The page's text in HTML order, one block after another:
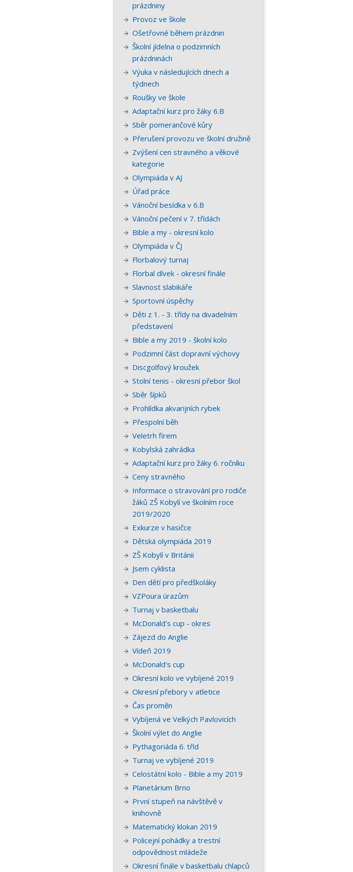
prázdniny
Provoz ve škole
Ošetřovné během prázdnin
Školní jídelna o podzimních
prázdninách
Výuka v následujících dnech a
týdnech
Roušky ve škole
Adaptační kurz pro žáky 6.B
Sběr pomerančové kůry
Přerušení provozu ve školní družině
Zvýšení cen stravného a věkové
kategorie
Olympiáda v AJ
Úřad práce
Vánoční besídka v 6.B
Vánoční pečení v 7. třídách
Bible a my - okresní kolo
Olympiáda v ČJ
Florbalový turnaj
Florbal dívek - okresní finále
Slavnost slabikáře
Sportovní úspěchy
Děti z 1. - 3. třídy na divadelním
představení
Bible a my 2019 - školní kolo
Podzimní část dopravní výchovy
Discgolfový kroužek
Stolní tenis - okresní přebor škol
Sběr šípků
Prohlídka akvarijních rybek
Přespolní běh
Veletrh firem
Kobylská zahrádka
Adaptační kurz pro žáky 6. ročníku
Ceny stravného
Informace o stravování pro rodiče
žáků ZŠ Kobylí ve školním roce
2019/2020
Exkurze v hasičce
Dětská olympiáda 2019
ZŠ Kobylí v Británii
Jsem cyklista
Den dětí pro předškoláky
VZPoura úrazům
Turnaj v basketbalu
McDonald's cup - okres
Zájezd do Anglie
Vídeň 2019
McDonald's cup
Okresní kolo ve vybíjené 2019
Okresní přebory v atletice
Čas proměn
Vybíjená ve Velkých Pavlovicích
Školní výlet do Anglie
Pythagoriáda 6. tříd
Turnaj ve vybíjené 2019
Celostátní kolo - Bible a my 2019
Planetárium Brno
První stupeň na návštěvě v
knihovně
Matematický klokan 2019
Policejní pohádky a trestní
odpovědnost mládeže
Okresní finále v basketbalu chlapců